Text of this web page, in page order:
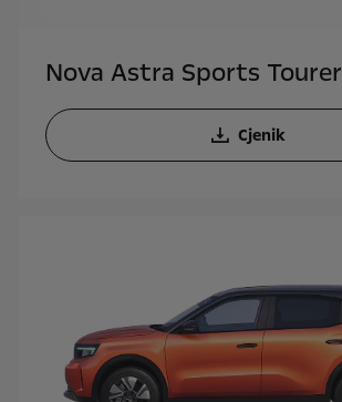
Nova Astra Sports Tourer
Cjenik